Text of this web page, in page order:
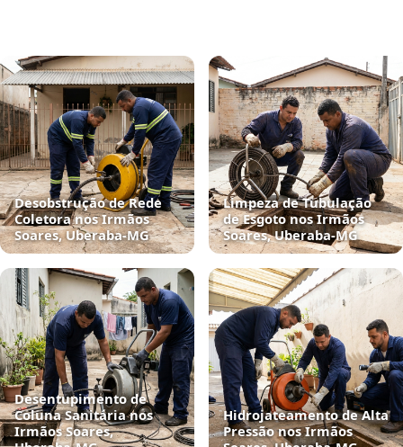
Desobstrução de Rede
Coletora nos Irmãos
Soares, Uberaba‑MG
Limpeza de Tubulação
de Esgoto nos Irmãos
Soares, Uberaba‑MG
Desentupimento de
Coluna Sanitária nos
Irmãos Soares,
Hidrojateamento de Alta
Pressão nos Irmãos